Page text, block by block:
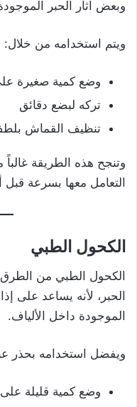
وبعض آثار الحبر
ويتم استخدامه من خلال:
وضع كمية صغيرة
تركه لبضع دقائق
تنظيف القماش
وتنجح هذه الطريقة غالباً
التعامل معها بسرعة
الكحول الطبي
الكحول الطبي من
الحبر، لأنه يساعد على
الموجودة داخل الألياف.
ويفضل استخدامه بحذر
وضع كمية قليلة